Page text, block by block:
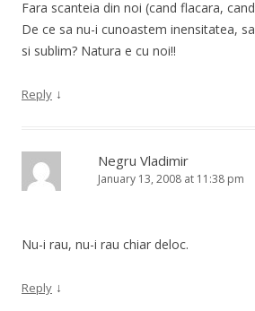
Fara scanteia din noi (cand flacara,
De ce sa nu-i cunoastem inensitatea,
si sublim? Natura e cu noi!!
Reply ↓
Negru Vladimir
January 13, 2008 at 11:38 pm
Nu-i rau, nu-i rau chiar deloc.
Reply ↓